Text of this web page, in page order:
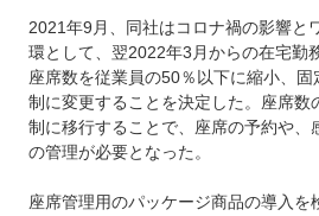
2021年9月、同社はコロナ禍の影響と
環として、翌2022年3月からの在宅勤
座席数を従業員の50％以下に縮小、
制に変更することを決定した。座席数
制に移行することで、座席の予約や、
の管理が必要となった。
座席管理用のパッケージ商品の導入を